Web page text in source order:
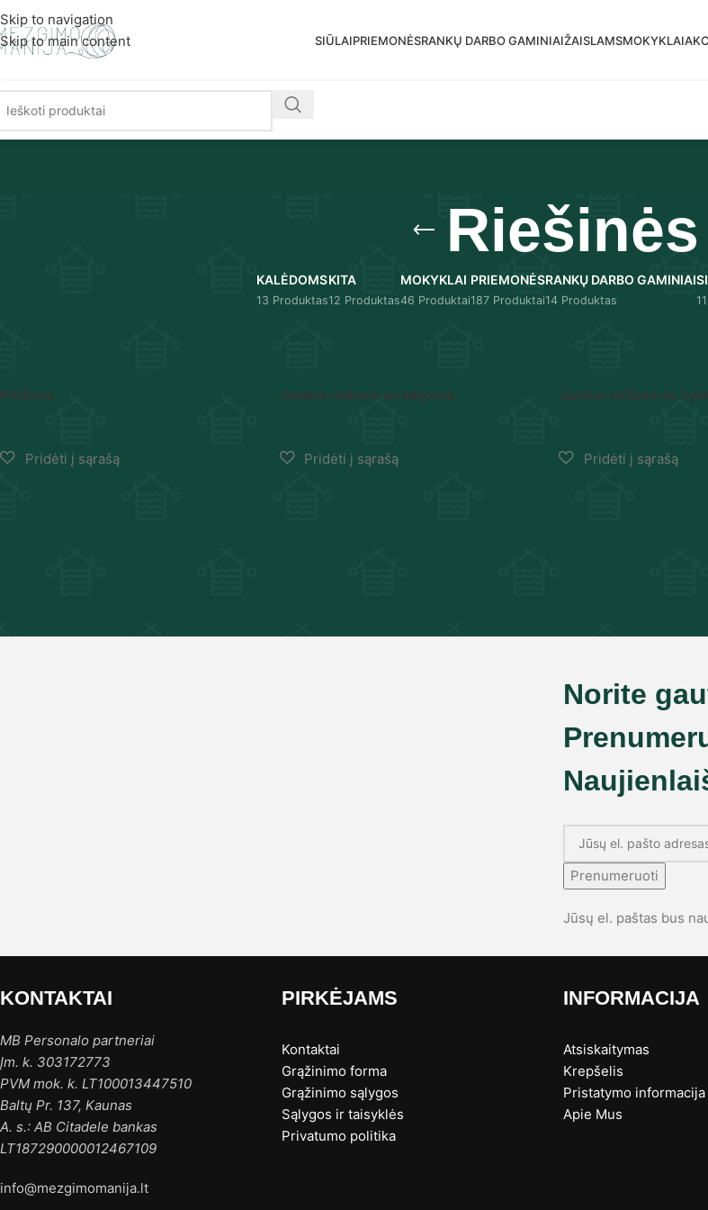
Skip to navigation
Skip to main content
SIŪLAIPRIEMONĖSRANKŲ DARBO GAMINIAIŽAISLAMSMOKYKLAI
Riešinės
KALĖDOMS
13 Produktas
KITA
12 Produktas
MOKYKLAI
46 Produktai
PRIEMONĖS
187 Produktai
RANKŲ DARBO GAMINIAI
14 Produktas
Riešinės Juodos riešinės su lelijomis Juodos riešinės su
Norite
Prenumeruoti
Jūsų el. paštas bus
KONTAKTAI
MB Personalo partneriai
Įm. k. 303172773
PVM mok. k. LT100013447510
Baltų Pr. 137, Kaunas
A. s.: AB Citadele bankas
LT187290000012467109
info@mezgimomanija.lt
PIRKĖJAMS
Kontaktai
Grąžinimo forma
Grąžinimo sąlygos
Sąlygos ir taisyklės
Privatumo politika
INFORMACIJA
Atsiskaitymas
Krepšelis
Pristatymo informacija
Apie Mus